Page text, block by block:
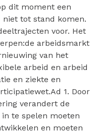
dit moment een
niet tot stand komen.
voor. Het
arbeidsmarkt
van het
arbeid en arbeid
en ziekte en
1. Door
verandert de
te spelen moeten
en moeten